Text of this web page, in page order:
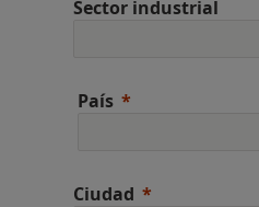
Sector industrial
País
Ciudad